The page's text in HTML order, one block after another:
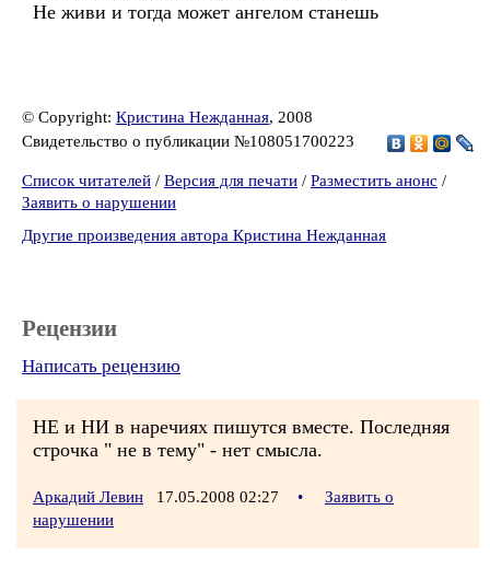
Не живи и тогда может ангелом станешь
© Copyright: Кристина Нежданная, 2008
Свидетельство о публикации №108051700223
Список читателей / Версия для печати / Разместить анонс /
Заявить о нарушении
Другие произведения автора Кристина Нежданная
Рецензии
Написать рецензию
НЕ и НИ в наречиях пишутся вместе. Последняя
строчка " не в тему" - нет смысла.
Аркадий Левин 17.05.2008 02:27 •
Заявить о
нарушении